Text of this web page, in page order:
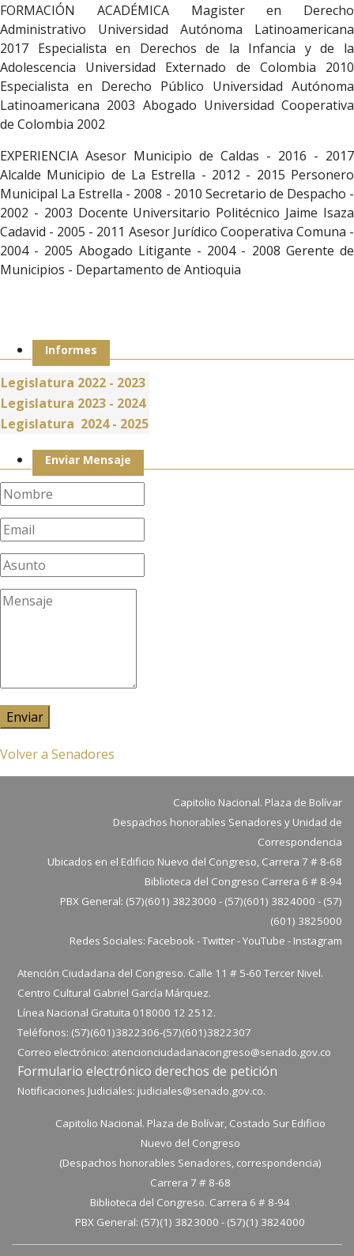
FORMACIÓN ACADÉMICA Magister en Derecho
Administrativo Universidad Autónoma Latinoamericana
2017 Especialista en Derechos de la Infancia y de la
Adolescencia Universidad Externado de Colombia 2010
Especialista en Derecho Público Universidad Autónoma
Latinoamericana 2003 Abogado Universidad Cooperativa
de Colombia 2002
EXPERIENCIA Asesor Municipio de Caldas - 2016 - 2017
Alcalde Municipio de La Estrella - 2012 - 2015 Personero
Municipal La Estrella - 2008 - 2010 Secretario de Despacho -
2002 - 2003 Docente Universitario Politécnico Jaime Isaza
Cadavid - 2005 - 2011 Asesor Jurídico Cooperativa Comuna -
2004 - 2005 Abogado Litigante - 2004 - 2008 Gerente de
Municipios - Departamento de Antioquia
Informes
Legislatura 2022 - 2023
Legislatura 2023 - 2024
Legislatura 2024 - 2025
Enviar Mensaje
Enviar
Volver a Senadores
Capitolio Nacional. Plaza de Bolívar
Despachos honorables Senadores y Unidad de
Correspondencia
Ubicados en el Edificio Nuevo del Congreso, Carrera 7 # 8-68
Biblioteca del Congreso Carrera 6 # 8-94
PBX General: (57)(601) 3823000 - (57)(601) 3824000 - (57)
(601) 3825000
Redes Sociales: Facebook-Twitter-YouTube - Instagram
Atención Ciudadana del Congreso. Calle 11 # 5-60 Tercer Nivel.
Centro Cultural Gabriel García Márquez.
Línea Nacional Gratuita 018000 12 2512.
Teléfonos: (57)(601)3822306-(57)(601)3822307
Correo electrónico: atencionciudadanacongreso@senado.gov.co
Formulario electrónico derechos de petición
Notificaciones Judiciales: judiciales@senado.gov.co.
Capitolio Nacional. Plaza de Bolívar, Costado Sur Edificio
Nuevo del Congreso
(Despachos honorables Senadores, correspondencia)
Carrera 7 # 8-68
Biblioteca del Congreso. Carrera 6 # 8-94
PBX General: (57)(1) 3823000 - (57)(1) 3824000